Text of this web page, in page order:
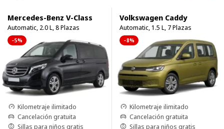
Mercedes-Benz V-Class
Automatic, 2.0 L, 8 Plazas
–5%
Kilometraje ilimitado
Cancelación gratuita
Sillas para niños gratis
Volkswagen Caddy
Automatic, 1.5 L, 7 Plazas
–8%
Kilometraje ilimitado
Cancelación gratuita
Sillas para niños gratis